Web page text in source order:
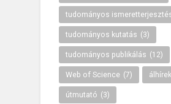
tudományos
tudományos kutatás (3)
tudományos publikálás (12)
Web of Science (7) álhírek
útmutató (3)